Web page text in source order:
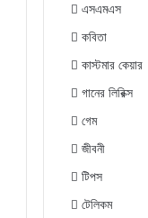
এসএমএস
কবিতা
কাস্টমার কেয়ার
গানের লিরিক্স
গেম
জীবনী
টিপস
টেলিকম